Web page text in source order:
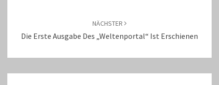
NÄCHSTER
Die Erste Ausgabe Des „Weltenportal“ Ist Erschienen